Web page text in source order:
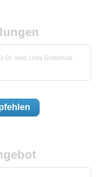
Dr. med. Urda Gottschalk